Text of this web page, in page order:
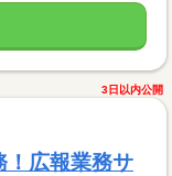
3日以内公開
！広報業務サ